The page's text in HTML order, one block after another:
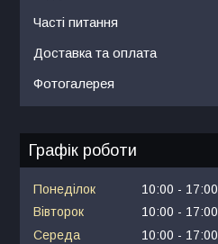
Часті питання
Доставка та оплата
Фотогалерея
Графік роботи
Понеділок 10:00
17:00
Вівторок
10:00
17:00
Середа
10:00
17:00